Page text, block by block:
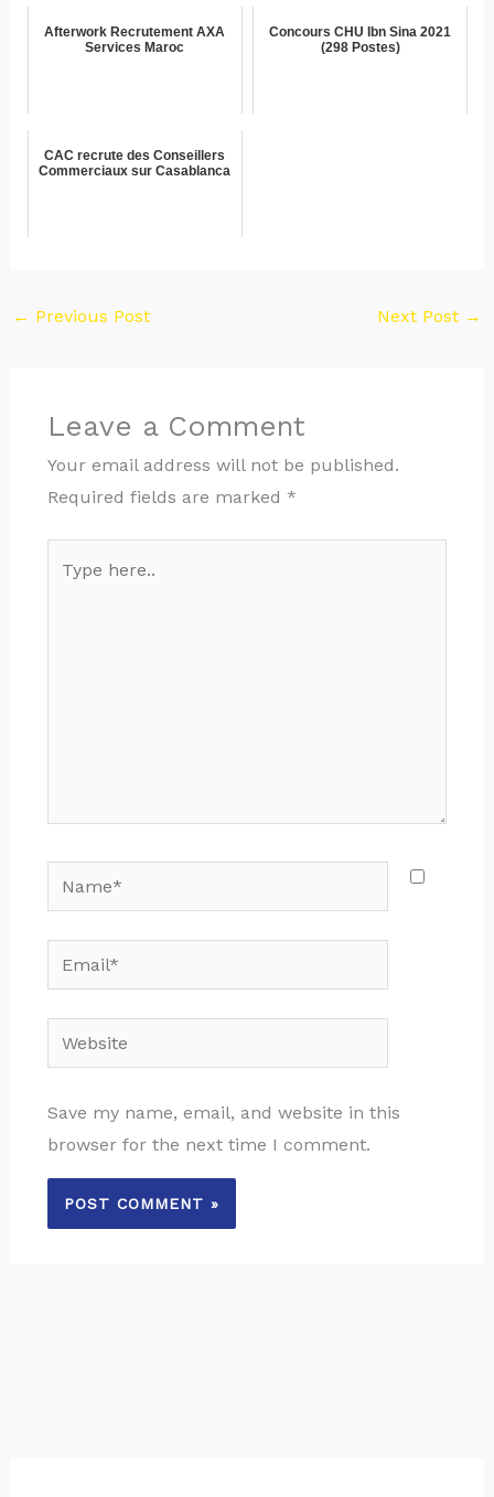
Afterwork Recrutement AXA
Services Maroc
Concours CHU Ibn Sina 2021
(298 Postes)
CAC recrute des Conseillers
Commerciaux sur Casablanca
← Previous Post Next Post →
Leave a Comment
Your email address will not be published.
Required fields are marked *
Name*
Email*
Website
Save my name, email, and website in this
browser for the next time I comment.